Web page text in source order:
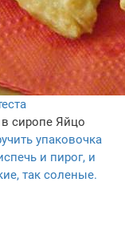
сиропе Яйцо
упаковочка
и пирог, и
так соленые.